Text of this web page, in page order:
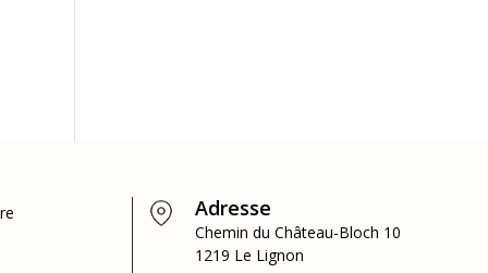
Adresse
Chemin du Château-Bloch 10
1219 Le Lignon